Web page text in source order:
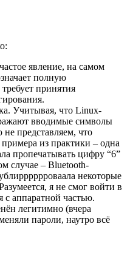
явление, на самом
полную
принятия
Учитывая, что Linux-
вводимые символы
представляем, что
из практики – одна
пропечатывать цифру “6”
случае – Bluetooth-
некоторые
я не смог войти в
с аппаратной частью.
легитимно (вчера
пароли, наутро всё